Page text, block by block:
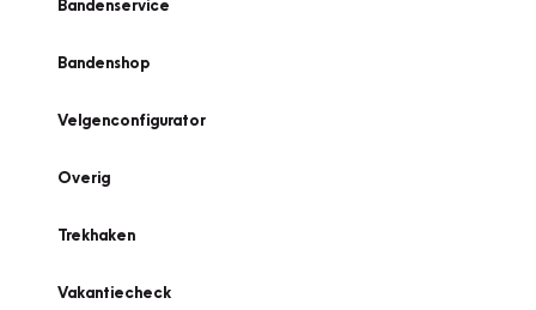
Bandenservice
Bandenshop
Velgenconfigurator
Overig
Trekhaken
Vakantiecheck